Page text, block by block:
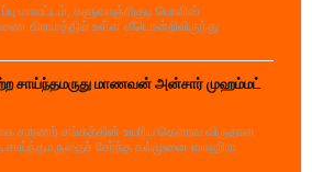
மாவட்டம், களுவாஞ்சிகுடி பொலிஸ்
கிராமத்தில் உள்ள வீடொன்றிலிருந்து
சாய்ந்தமருது மாணவன் அன்சார் முஹம்மட்
சாரணர் சங்கத்தின் உயரிய கௌரவ விருதான
சாய்ந்தமருதைச் சேர்ந்த கல்முனை ஸாஹிரா